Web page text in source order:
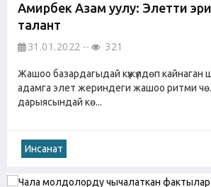
Амирбек Азам уулу: Элетти
талант
31.01.2022 321
Жашоо базардагыдай күжүлдөп кайнаган
адамга элет жериндеги жашоо ритми
дарыясындай кө...
Инсанат